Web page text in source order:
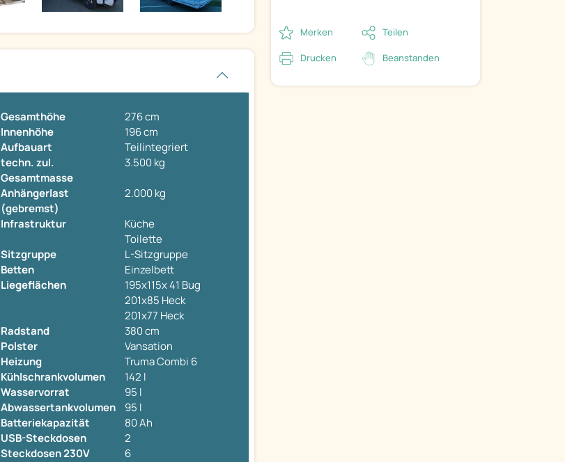
Gesamthöhe
276 cm
Innenhöhe
196 cm
Aufbauart
Teilintegriert
techn. zul.
Gesamtmasse
3.500 kg
Anhängerlast
(gebremst)
2.000 kg
Infrastruktur
Küche
Toilette
Sitzgruppe
L-Sitzgruppe
Betten
Einzelbett
Liegeflächen
195x115x 41 Bug
201x85 Heck
201x77 Heck
Radstand
380 cm
Polster
Vansation
Heizung
Truma Combi 6
Kühlschrankvolumen
142 l
Wasservorrat
95 l
Abwassertankvolumen
95 l
Batteriekapazität
80 Ah
USB-Steckdosen
2
Steckdosen 230V
6
Merken Teilen
Drucken Beanstanden